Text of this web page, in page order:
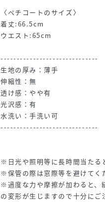
〈ペチコートのサイズ〉
着丈:66.5cm
ウエスト:65cm
------------------------------
生地の厚み：薄手
伸縮性：無
透け感：やや有
光沢感：有
水洗い：手洗い可
------------------------------
※日光や照明等に長時間当たる
※保管の際は窓際等を避けてく
※過度な力や摩擦が加わると、
の変形が生じますので十分にご